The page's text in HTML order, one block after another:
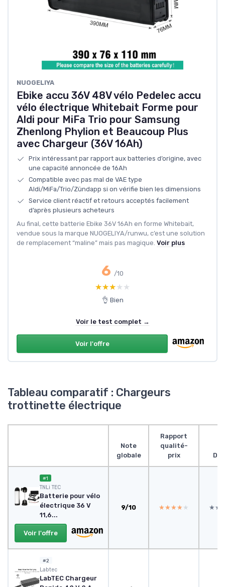
NUOGELIYA
Ebike accu 36V 48V vélo Pedelec accu
vélo électrique Whitebait Forme pour
Aldi pour MiFa Trio pour Samsung
Zhenlong Phylion et Beaucoup Plus
avec Chargeur (36V 16Ah)
Prix intéressant par rapport aux batteries d’origine, avec
une capacité annoncée de 16Ah
Compatible avec pas mal de VAE type
Aldi/MiFa/Trio/Zündapp si on vérifie bien les dimensions
Service client réactif et retours acceptés facilement
d’après plusieurs acheteurs
Au final, cette batterie Ebike 36V 16Ah en forme Whitebait,
vendue sous la marque NUOGELIYA/runwu, c’est une solution
de remplacement “maline” mais pas magique. Voir plus
6 /10
★★★★★
★★★★★
👌 Bien
Voir le test complet →
Voir l'offre
Tableau comparatif : Chargeurs
trottinette électrique
Note
globale
Rapport
qualité-
prix
#1
TNLi TEC
Batterie pour vélo
électrique 36 V
11,6...
Voir l'offre
9/10 ★★★★★
★★★★★
#2
Labtec
LabTEC Chargeur